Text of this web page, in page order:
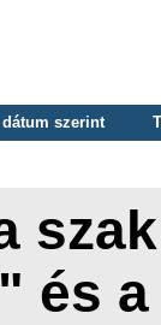
szerint
és